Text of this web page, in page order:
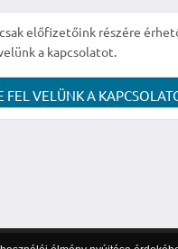
előfizetőink részére
a kapcsolatot.
FEL VELÜNK A